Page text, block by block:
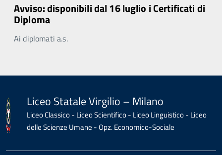
Avviso: disponibili dal 16 luglio i Certificati di
Diploma
Ai diplomati a.s.
Liceo Statale Virgilio – Milano
Liceo Classico - Liceo Scientifico - Liceo Linguistico - Liceo
delle Scienze Umane - Opz. Economico-Sociale